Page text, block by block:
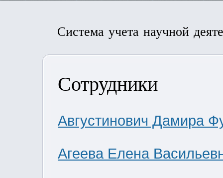
Система учета научной
Сотрудники
Августинович Дамира
Агеева Елена